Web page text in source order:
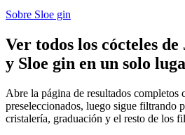
Sobre Sloe gin
Ver todos los cócteles
y Sloe gin en un solo
Abre la página de resultados completos
preseleccionados, luego sigue filtrando
cristalería, graduación y el resto de los